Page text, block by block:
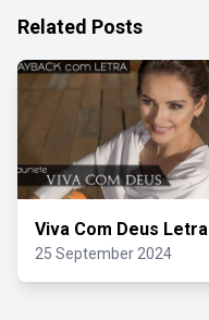
Related Posts
Viva Com Deus Letra
25 September 2024